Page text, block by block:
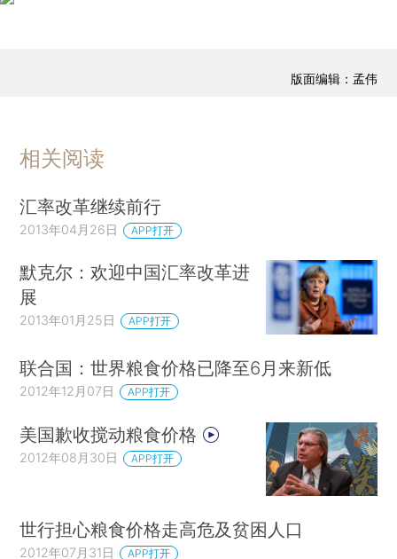
版面编辑：孟伟
相关阅读
汇率改革继续前行
2013年04月26日 APP打开
默克尔：欢迎中国汇率改革进
展
2013年01月25日 APP打开
联合国：世界粮食价格已降至6月来新低
2012年12月07日 APP打开
美国歉收搅动粮食价格
2012年08月30日 APP打开
世行担心粮食价格走高危及贫困人口
2012年07月31日 APP打开